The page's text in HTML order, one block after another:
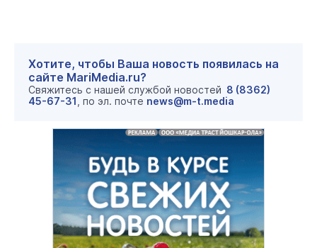
Хотите, чтобы Ваша новость появилась на
сайте MariMedia.ru?
Свяжитесь с нашей службой новостей 8 (8362)
45-67-31 , по эл. почте news@m-t.media